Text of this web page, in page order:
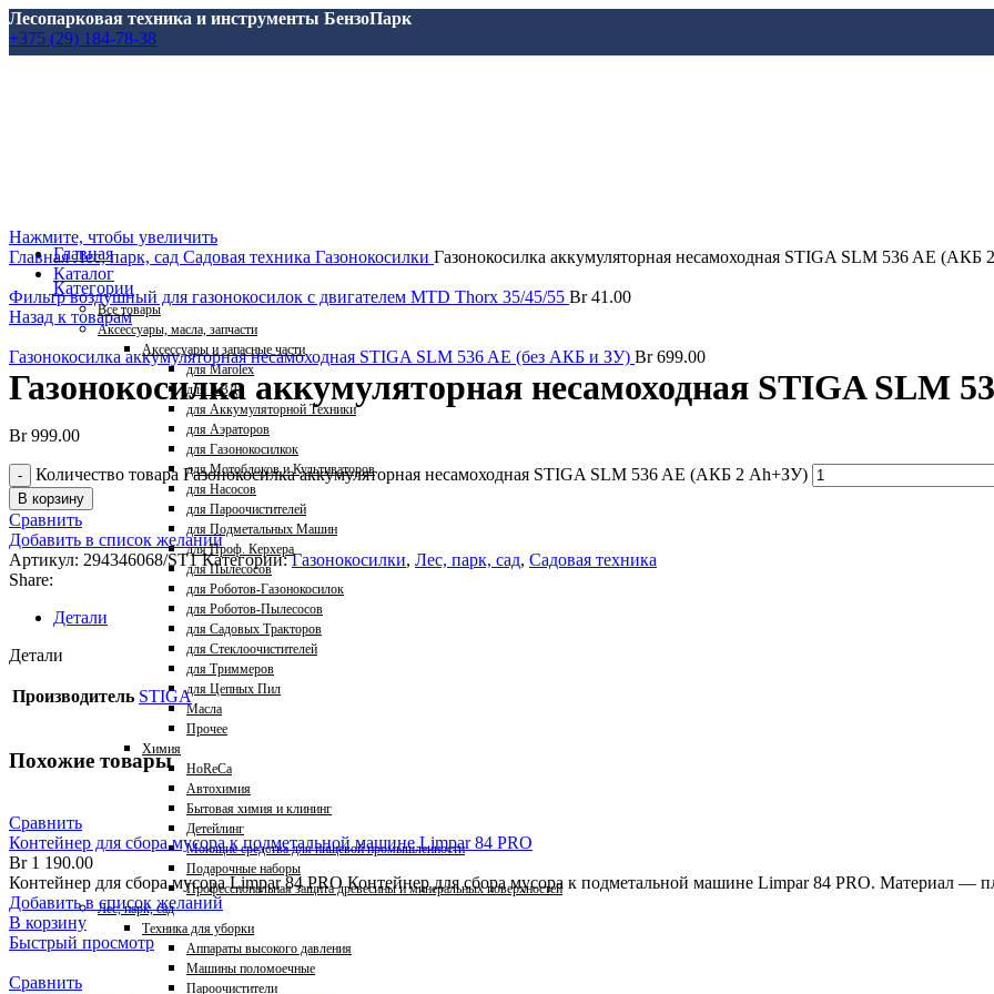
Лесопарковая техника и инструменты БензоПарк
+375 (29) 184-78-38
Главная
Каталог
Категории
Всетовары
Аксессуары, масла, запчасти
Аксессуары и запасные части
для Marolex
для АВД
для Аккумуляторной Техники
для Аэраторов
для Газонокосилкок
для Мотоблоков и Культиваторов
для Насосов
для Пароочистителей
для Подметальных Машин
для Проф. Керхера
для Пылесосов
для Роботов-Газонокосилок
для Роботов-Пылесосов
для Садовых Тракторов
для Стеклоочистителей
для Триммеров
для Цепных Пил
Масла
Прочее
Химия
HoReCa
Автохимия
Бытовая химия и клининг
Детейлинг
Моющие средства для пищевой промышленности
Подарочные наборы
Профессиональная защита древесины и минеральных поверхностей
Лес, парк, сад
Техника для уборки
Аппараты высокого давления
Машины поломоечные
Пароочистители
Нажмите, чтобы увеличить
ГлавнаяЛес, парк, сад Садовая техника Газонокосилки Газонокосилка аккумуляторная несамоходная STIGA SLM 536 AE (АКБ
Фильтр воздушный для газонокосилок с двигателем MTD Thorx 35/45/55 Br41.00
Назад к товарам
Газонокосилка аккумуляторная несамоходная STIGA SLM 536 AE (без АКБ и ЗУ) Br699.00
Газонокосилка аккумуляторная несамоходная STIGA SLM
Br999.00
Количество товара Газонокосилка аккумуляторная несамоходная STIGA SLM 536 AE (АКБ 2 Ah+ЗУ)
В корзину
Сравнить
Добавить в список желаний
Артикул: 294346068/ST1Категории: Газонокосилки, Лес, парк, сад, Садовая техника
Share:
Детали
Детали
Производитель STIGA
Похожие товары
Сравнить
Контейнер для сбора мусора к подметальной машине Limpar 84 PRO
Br1 190.00
Контейнер для сбора мусора Limpar 84 PRO Контейнер для сбора мусора к подметальной машине Limpar 84 PRO. Материал —
Добавить в список желаний
В корзину
Быстрый просмотр
Сравнить